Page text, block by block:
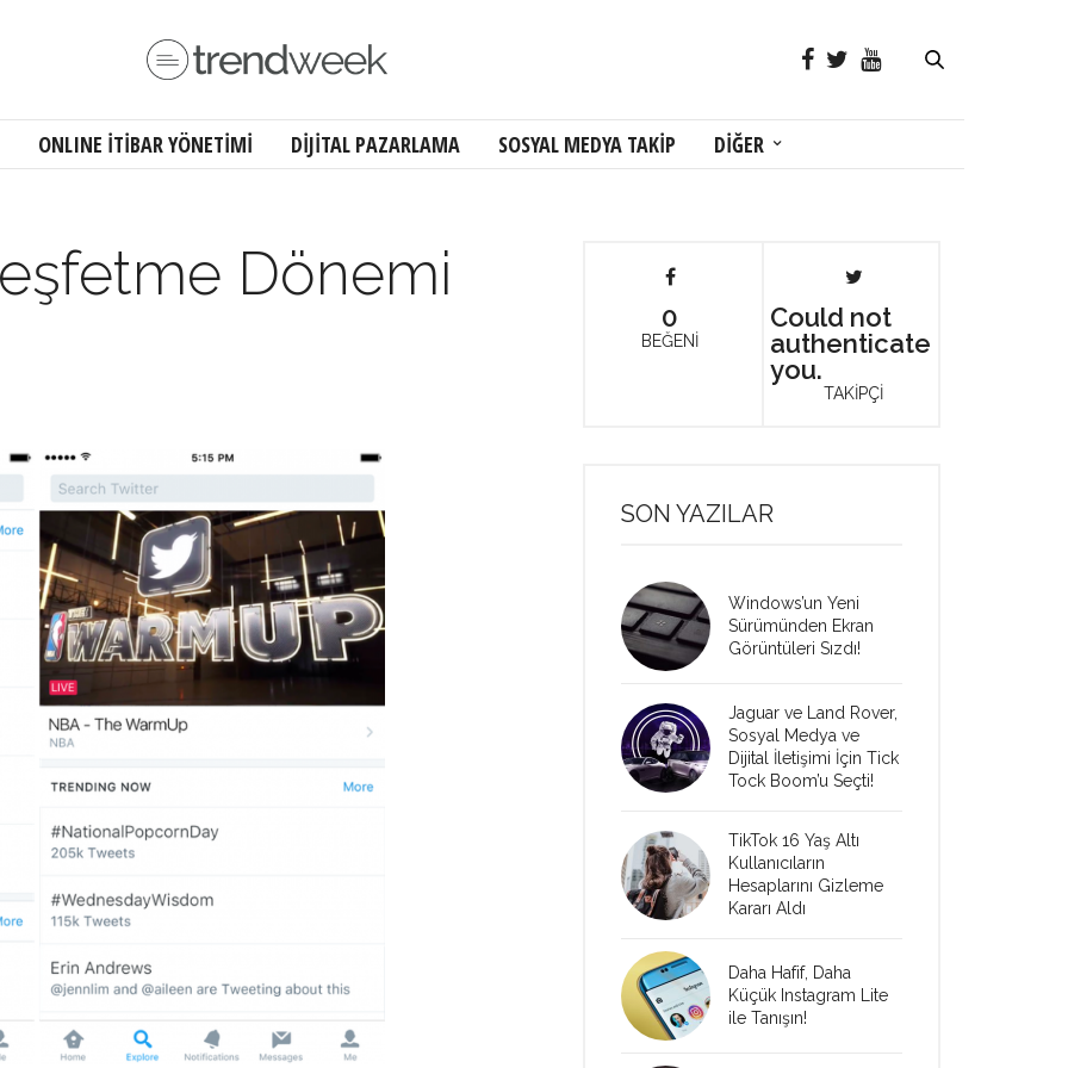
ONLINE İTİBAR YÖNETİMİ DİJİTAL PAZARLAMA SOSYAL MEDYA TAKİP DİĞER
Dönemi
0
BEĞENİ
Could not
authenticate
you.
TAKİPÇİ
SON YAZILAR
Windows’un Yeni
Sürümünden Ekran
Görüntüleri Sızdı!
Jaguar ve Land Rover,
Sosyal Medya ve
Dijital İletişimi İçin Tick
Tock Boom’u Seçti!
TikTok 16 Yaş Altı
Kullanıcıların
Hesaplarını Gizleme
Kararı Aldı
Daha Hafif, Daha
Küçük Instagram Lite
ile Tanışın!